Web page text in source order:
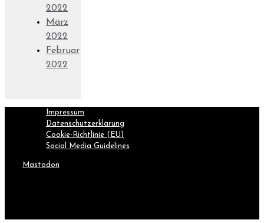
2022
März
2022
Februar
2022
Impressum
Datenschutzerklärung
Cookie-Richtlinie (EU)
Social Media Guidelines
Mastodon